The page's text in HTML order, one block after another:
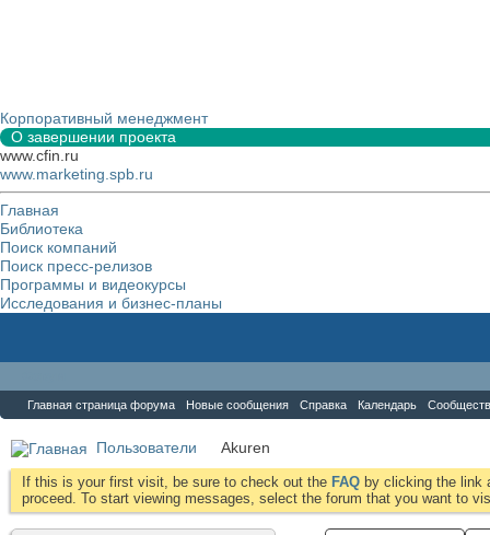
Корпоративный менеджмент
О завершении проекта
www.cfin.ru
www.marketing.spb.ru
Главная
Библиотека
Поиск компаний
Поиск пресс-релизов
Программы и видеокурсы
Исследования и бизнес-планы
Главная страница форума Новые сообщения Справка Календарь
Пользователи Akuren
If this is your first visit, be sure to check out the FAQ by clicking the link
proceed. To start viewing messages, select the forum that you want to